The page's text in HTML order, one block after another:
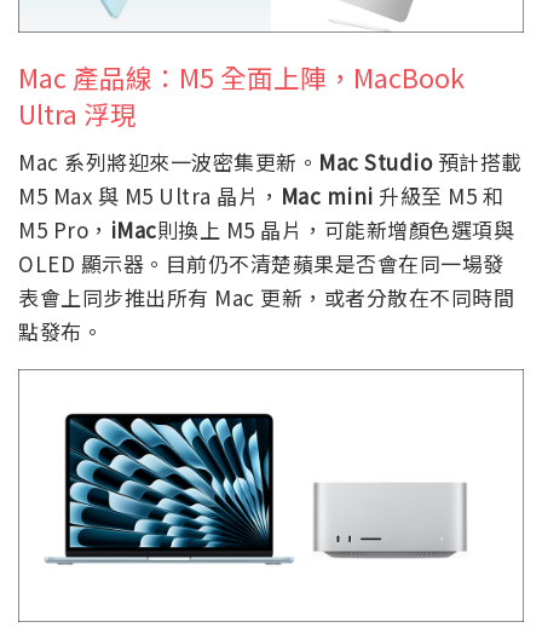
Mac 產品線：M5 全面上陣，MacBook
Ultra 浮現
Mac 系列將迎來一波密集更新。 Mac Studio 預計搭載
M5 Max 與 M5 Ultra 晶片， Mac mini 升級至 M5 和
M5 Pro， iMac則換上 M5 晶片，可能新增顏色選項與
OLED 顯示器。目前仍不清楚蘋果是否會在同一場發
表會上同步推出所有 Mac 更新，或者分散在不同時間
點發布。